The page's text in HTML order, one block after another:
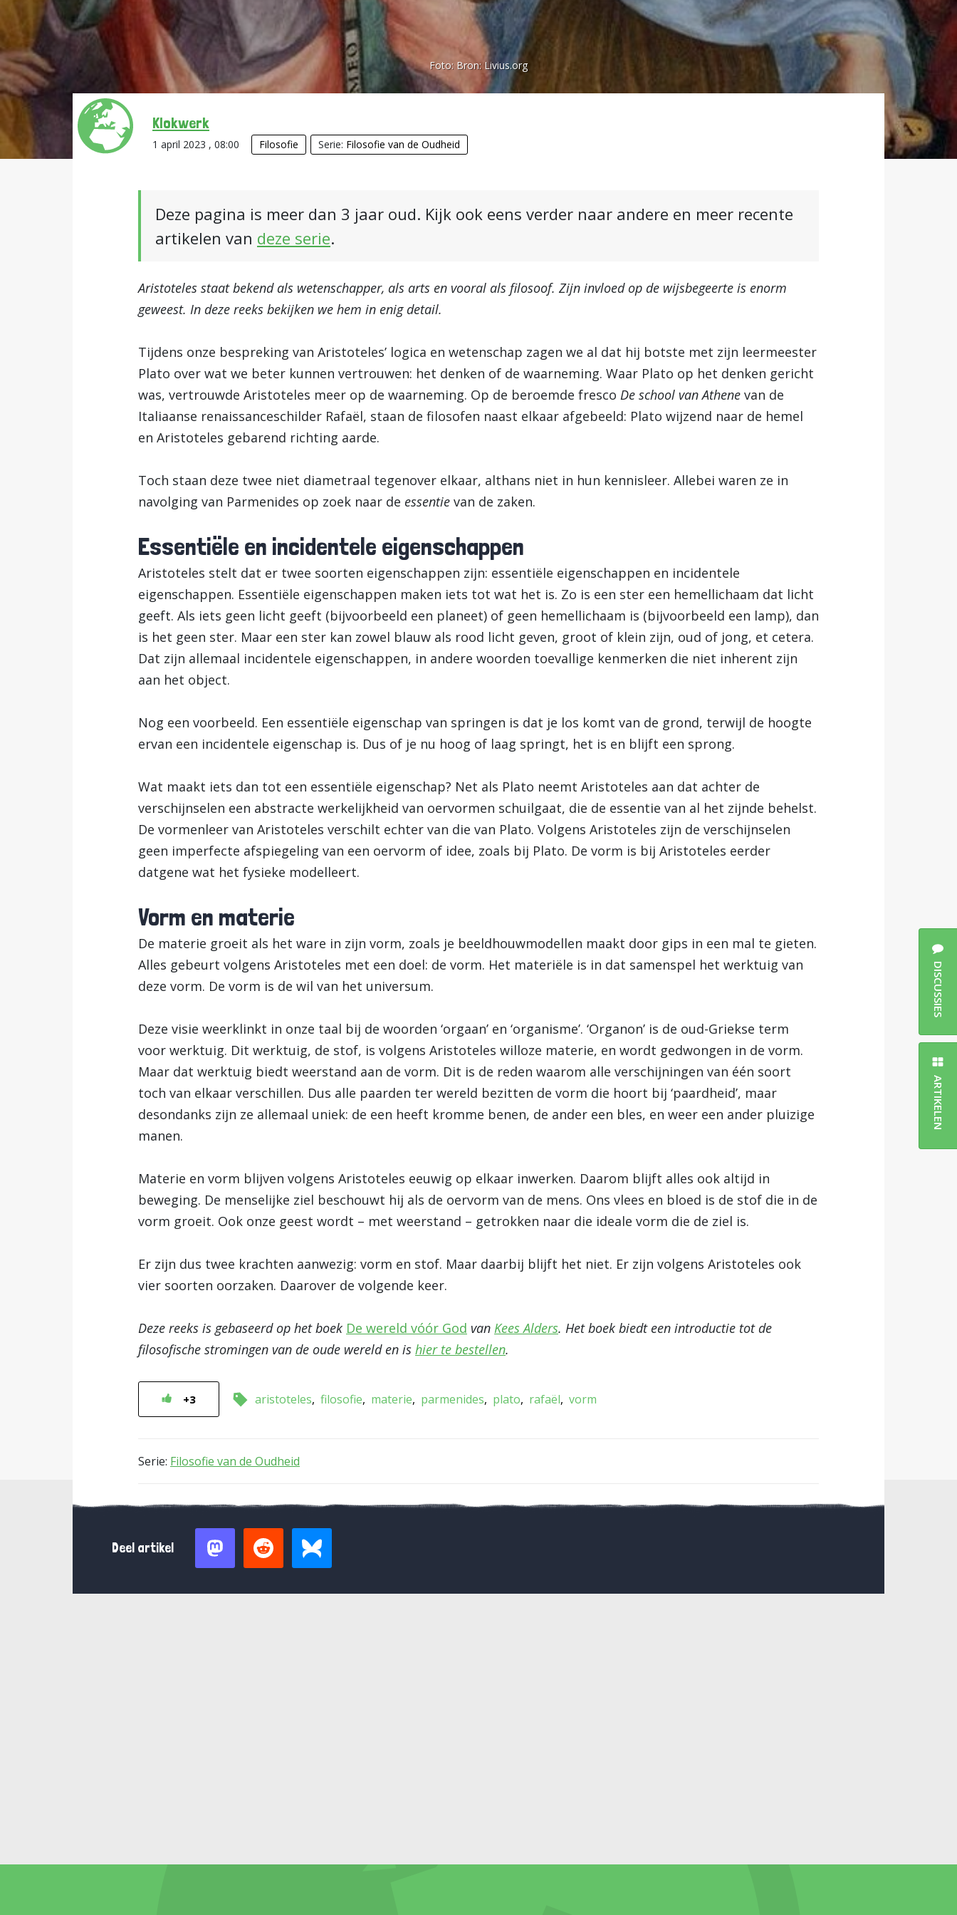
Foto: Bron: Livius.org
Klokwerk
1 april 2023 , 08:00 Filosofie Serie: Filosofie van de Oudheid
Deze pagina is meer dan 3 jaar oud. Kijk ook eens verder naar andere en meer recente
artikelen van deze serie.
Aristoteles staat bekend als wetenschapper, als arts en vooral als filosoof. Zijn invloed op de wijsbegeerte is enorm
geweest. In deze reeks bekijken we hem in enig detail.
Tijdens onze bespreking van Aristoteles’ logica en wetenschap zagen we al dat hij botste met zijn leermeester
Plato over wat we beter kunnen vertrouwen: het denken of de waarneming. Waar Plato op het denken gericht
was, vertrouwde Aristoteles meer op de waarneming. Op de beroemde fresco De school van Athene van de
Italiaanse renaissanceschilder Rafaël, staan de filosofen naast elkaar afgebeeld: Plato wijzend naar de hemel
en Aristoteles gebarend richting aarde.
Toch staan deze twee niet diametraal tegenover elkaar, althans niet in hun kennisleer. Allebei waren ze in
navolging van Parmenides op zoek naar de essentie van de zaken.
Essentiële en incidentele eigenschappen
Aristoteles stelt dat er twee soorten eigenschappen zijn: essentiële eigenschappen en incidentele
eigenschappen. Essentiële eigenschappen maken iets tot wat het is. Zo is een ster een hemellichaam dat licht
geeft. Als iets geen licht geeft (bijvoorbeeld een planeet) of geen hemellichaam is (bijvoorbeeld een lamp), dan
is het geen ster. Maar een ster kan zowel blauw als rood licht geven, groot of klein zijn, oud of jong, et cetera.
Dat zijn allemaal incidentele eigenschappen, in andere woorden toevallige kenmerken die niet inherent zijn
aan het object.
Nog een voorbeeld. Een essentiële eigenschap van springen is dat je los komt van de grond, terwijl de hoogte
ervan een incidentele eigenschap is. Dus of je nu hoog of laag springt, het is en blijft een sprong.
Wat maakt iets dan tot een essentiële eigenschap? Net als Plato neemt Aristoteles aan dat achter de
verschijnselen een abstracte werkelijkheid van oervormen schuilgaat, die de essentie van al het zijnde behelst.
De vormenleer van Aristoteles verschilt echter van die van Plato. Volgens Aristoteles zijn de verschijnselen
geen imperfecte afspiegeling van een oervorm of idee, zoals bij Plato. De vorm is bij Aristoteles eerder
datgene wat het fysieke modelleert.
Vorm en materie
De materie groeit als het ware in zijn vorm, zoals je beeldhouwmodellen maakt door gips in een mal te gieten.
Alles gebeurt volgens Aristoteles met een doel: de vorm. Het materiële is in dat samenspel het werktuig van
deze vorm. De vorm is de wil van het universum.
Deze visie weerklinkt in onze taal bij de woorden ‘orgaan’ en ‘organisme’. ‘Organon’ is de oud-Griekse term
voor werktuig. Dit werktuig, de stof, is volgens Aristoteles willoze materie, en wordt gedwongen in de vorm.
Maar dat werktuig biedt weerstand aan de vorm. Dit is de reden waarom alle verschijningen van één soort
toch van elkaar verschillen. Dus alle paarden ter wereld bezitten de vorm die hoort bij ‘paardheid’, maar
desondanks zijn ze allemaal uniek: de een heeft kromme benen, de ander een bles, en weer een ander pluizige
manen.
Materie en vorm blijven volgens Aristoteles eeuwig op elkaar inwerken. Daarom blijft alles ook altijd in
beweging. De menselijke ziel beschouwt hij als de oervorm van de mens. Ons vlees en bloed is de stof die in de
vorm groeit. Ook onze geest wordt – met weerstand – getrokken naar die ideale vorm die de ziel is.
Er zijn dus twee krachten aanwezig: vorm en stof. Maar daarbij blijft het niet. Er zijn volgens Aristoteles ook
vier soorten oorzaken. Daarover de volgende keer.
Deze reeks is gebaseerd op het boek De wereld vóór God van Kees Alders. Het boek biedt een introductie tot de
filosofische stromingen van de oude wereld en is hier te bestellen.
+3 aristoteles filosofie materie parmenides plato rafaël vorm
Serie: Filosofie van de Oudheid
Deel artikel
DISCUSSIES
ARTIKELEN